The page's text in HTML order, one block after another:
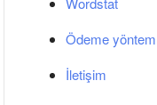
Ödeme
İletişim